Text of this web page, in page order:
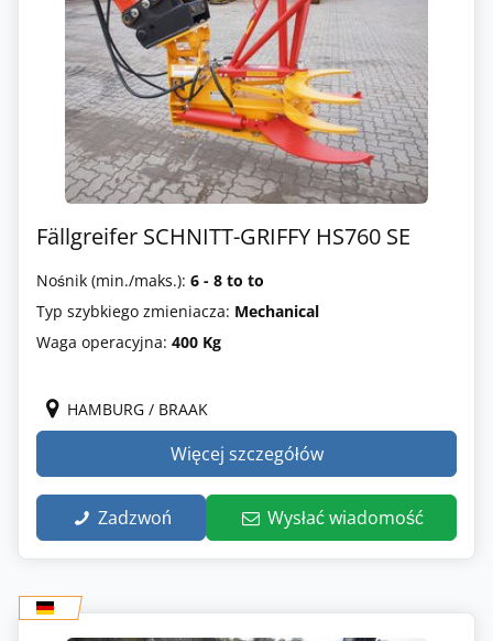
Fällgreifer SCHNITT-GRIFFY HS760 SE
Nośnik (min./maks.): 6 - 8 to to
Typ szybkiego zmieniacza: Mechanical
Waga operacyjna: 400 Kg
HAMBURG / BRAAK
Więcej szczegółów
Zadzwoń Wysłać wiadomość